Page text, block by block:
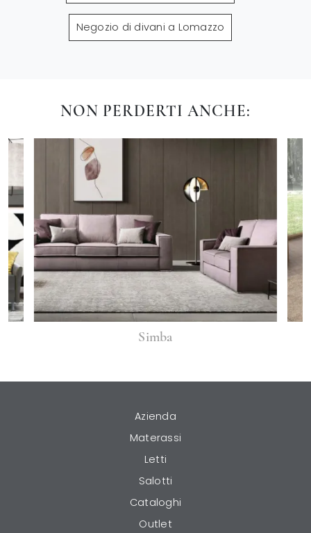
Negozio di divani a Lomazzo
NON PERDERTI ANCHE:
Simba
Azienda
Materassi
Letti
Salotti
Cataloghi
Outlet